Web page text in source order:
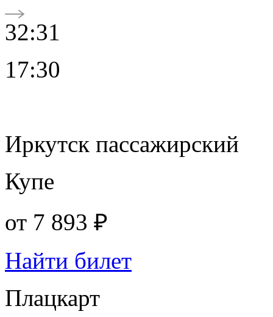
32:31
17:30
Иркутск пассажирский
Купе
от 7 893 ₽
Найти билет
Плацкарт